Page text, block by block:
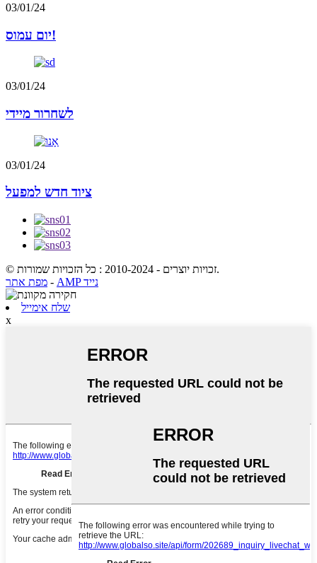
03/01/24
יום עמוס!
03/01/24
לשחרור מיידי
03/01/24
ציוד חדש למפעל
© זכויות יוצרים - 2010-2024 : כל הזכויות שמורות.
מפת אתר - AMP נייד
שלח אימייל
x